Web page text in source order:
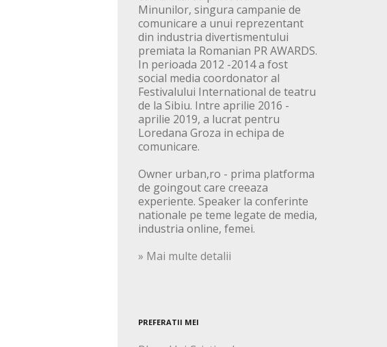
Minunilor, singura campanie de
comunicare a unui reprezentant
din industria divertismentului
premiata la Romanian PR AWARDS.
In perioada 2012 -2014 a fost
social media coordonator al
Festivalului International de teatru
de la Sibiu. Intre aprilie 2016 -
aprilie 2019, a lucrat pentru
Loredana Groza in echipa de
comunicare.
Owner urban,ro - prima platforma
de goingout care creeaza
experiente. Speaker la conferinte
nationale pe teme legate de media,
industria online, femei.
» Mai multe detalii
PREFERATII MEI